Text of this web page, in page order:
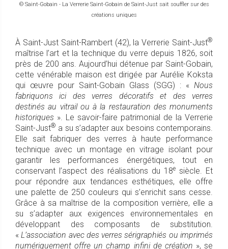
© Saint-Gobain - La Verrerie Saint-Gobain de Saint-Just sait souffler sur des
créations uniques
À Saint-Just Saint-Rambert (42), la Verrerie Saint-Just®
maîtrise l’art et la technique du verre depuis 1826, soit
près de 200 ans. Aujourd’hui détenue par Saint-Gobain,
cette vénérable maison est dirigée par Aurélie Koksta
qui œuvre pour Saint-Gobain Glass (SGG) : « Nous
fabriquons ici des verres décoratifs et des verres
destinés au vitrail ou à la restauration des monuments
historiques ». Le savoir-faire patrimonial de la Verrerie
Saint-Just® a su s’adapter aux besoins contemporains.
Elle sait fabriquer des verres à haute performance
technique avec un montage en vitrage isolant pour
garantir les performances énergétiques, tout en
conservant l’aspect des réalisations du 18e siècle. Et
pour répondre aux tendances esthétiques, elle offre
une palette de 250 couleurs qui s’enrichit sans cesse.
Grâce à sa maîtrise de la composition verrière, elle a
su s’adapter aux exigences environnementales en
développant des composants de substitution.
«L’association avec des verres sérigraphiés ou imprimés
numériquement offre un champ infini de création », se